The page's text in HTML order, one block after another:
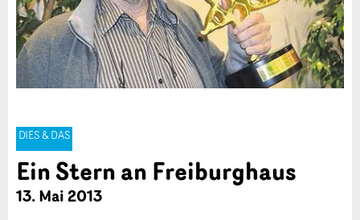
DIES & DAS
Ein Stern an Freiburghaus
13. Mai 2013